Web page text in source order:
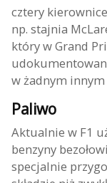
cztery
np. stajnia
który w Grand
w żadnym
Paliwo
Aktualnie w F1
benzyny
specjalnie